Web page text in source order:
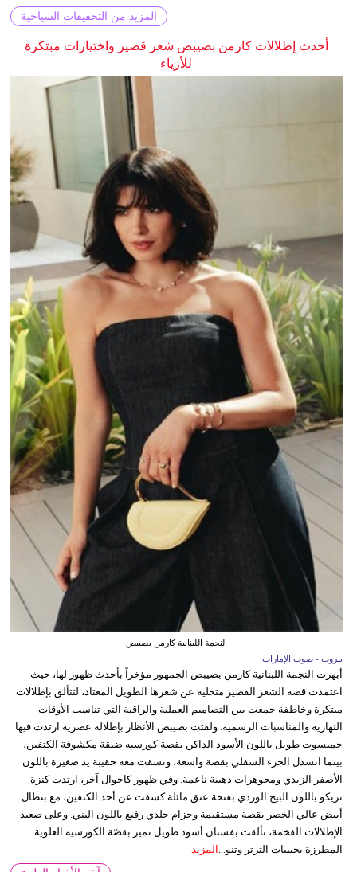
المزيد من التحقيقات السياحية
أحدث إطلالات كارمن بصيبص شعر قصير واختيارات مبتكرة
للأزياء
النجمة اللبنانية كارمن بصيبص
بيروت - صوت الإمارات
أبهرت النجمة اللبنانية كارمن بصيبص الجمهور مؤخراً بأحدث ظهور لها، حيث
اعتمدت قصة الشعر القصير متخلية عن شعرها الطويل المعتاد، لتتألق بإطلالات
مبتكرة وخاطفة جمعت بين التصاميم العملية والراقية التي تناسب الأوقات
النهارية والمناسبات الرسمية. ولفتت بصيبص الأنظار بإطلالة عصرية ارتدت فيها
جمبسوت طويل باللون الأسود الداكن بقصة كورسيه ضيقة مكشوفة الكتفين،
بينما انسدل الجزء السفلي بقصة واسعة، ونسقت معه حقيبة يد صغيرة باللون
الأصفر الزبدي ومجوهرات ذهبية ناعمة. وفي ظهور كاجوال آخر، ارتدت كنزة
تريكو باللون البيج الوردي بفتحة عنق مائلة كشفت عن أحد الكتفين، مع بنطال
أبيض عالي الخصر بقصة مستقيمة وحزام جلدي رفيع باللون البني. وعلى صعيد
الإطلالات الفخمة، تألقت بفستان أسود طويل تميز بقصّة الكورسيه العلوية
المطرزة بحبيبات الترتر وتنو...
المزيد